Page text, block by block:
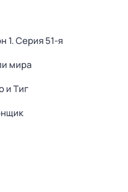
1. Серия 51-я
мира
и Тиг